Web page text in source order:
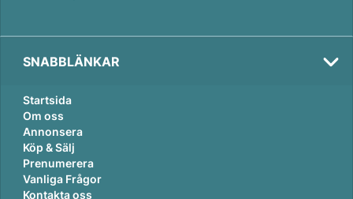
SNABBLÄNKAR
Startsida
Om oss
Annonsera
Köp & Sälj
Prenumerera
Vanliga Frågor
Kontakta oss